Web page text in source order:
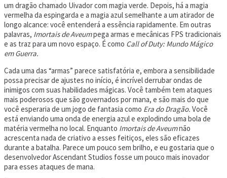
um dragão chamado Uivador com magia verde. Depois, há a magia
vermelha da espingarda e a magia azul semelhante a um atirador de
longo alcance: você entenderá a essência rapidamente. Em outras
palavras, Imortais de Aveumpega armas e mecânicas FPS tradicionais
e as traz para um novo espaço. É como Call of Duty: Mundo Mágico
em Guerra.
Cada uma das “armas” parece satisfatória e, embora a sensibilidade
possa precisar de ajustes no início, é incrível derrubar ondas de
inimigos com suas habilidades mágicas. Você também tem ataques
mais poderosos que são governados por mana, e são mais do que
você esperaria de um jogo de fantasia como Era do Dragão. Você
está enviando uma onda de energia azul e explodindo uma bola de
matéria vermelha no local. Enquanto Imortais de Aveumnão
acrescenta nada de criativo a esses feitiços, eles são eficazes
durante a batalha. Parece um pouco sem brilho, e eu gostaria que o
desenvolvedor Ascendant Studios fosse um pouco mais inovador
para esses ataques de mana.